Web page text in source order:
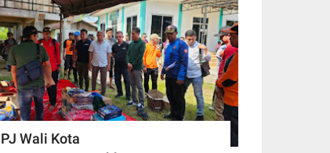
PJ Wali Kota